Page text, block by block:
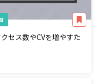
セス数やCVを増やすた